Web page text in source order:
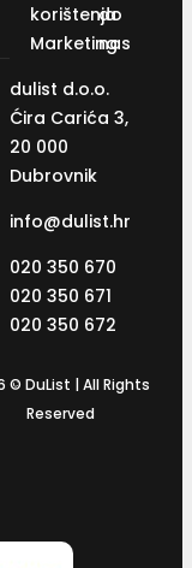
korištenja
Marketing
do
nas
dulist d.o.o.
Ćira Carića 3,
20 000
Dubrovnik
info@dulist.hr
020 350 670
020 350 671
020 350 672
© DuList | All Rights
Reserved